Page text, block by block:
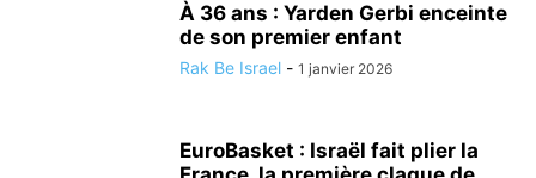
À 36 ans : Yarden Gerbi enceinte
de son premier enfant
Rak Be Israel - 1 janvier 2026
EuroBasket : Israël fait plier la